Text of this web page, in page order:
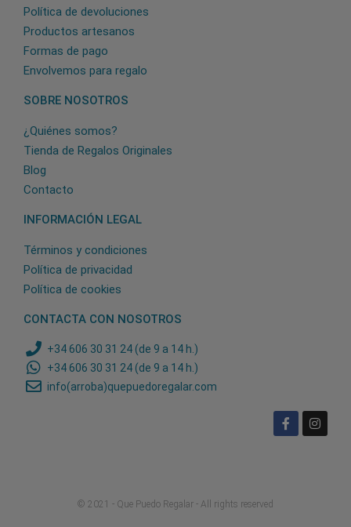
Política de devoluciones
Productos artesanos
Formas de pago
Envolvemos para regalo
SOBRE NOSOTROS
¿Quiénes somos?
Tienda de Regalos Originales
Blog
Contacto
INFORMACIÓN LEGAL
Términos y condiciones
Política de privacidad
Política de cookies
CONTACTA CON NOSOTROS
+34 606 30 31 24 (de 9 a 14 h.)
+34 606 30 31 24 (de 9 a 14 h.)
info(arroba)quepuedoregalar.com
© 2021 - Que Puedo Regalar - All rights reserved